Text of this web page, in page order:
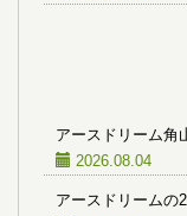
アースドリーム
2026.08.04
アースドリームの